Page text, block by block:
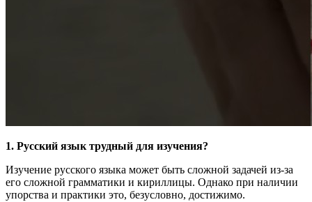
1. Русский язык трудный для изучения?
Изучение русского языка может быть сложной задачей из-за
его сложной грамматики и кириллицы. Однако при наличии
упорства и практики это, безусловно, достижимо.